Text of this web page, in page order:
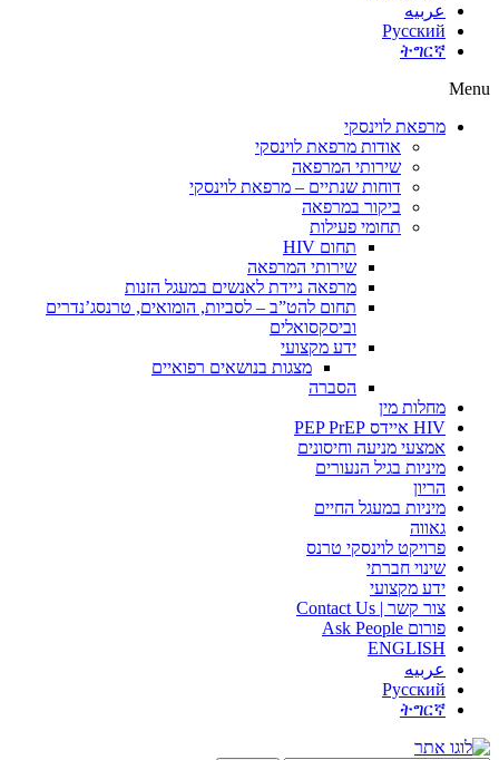
عربيه
Русский
ትግርኛ
Menu
מרפאת לוינסקי
אודות מרפאת לוינסקי
שירותי המרפאה
דוחות שנתיים – מרפאת לוינסקי
ביקור במרפאה
תחומי פעילות
תחום HIV
שירותי המרפאה
מרפאה ניידת לאנשים במעגל הזנות
תחום להט”ב – לסביות, הומואים, טרנסג’נדרים
וביסקסואלים
ידע מקצועי
מצגות בנושאים רפואיים
הסברה
מחלות מין
HIV איידס PEP PrEP
אמצעי מניעה וחיסונים
מיניות בגיל הנעורים
הריון
מיניות במעגל החיים
גאווה
פרויקט לוינסקי טרנס
שינוי חברתי
ידע מקצועי
צור קשר | Contact Us
פורום Ask People
ENGLISH
عربيه
Русский
ትግርኛ